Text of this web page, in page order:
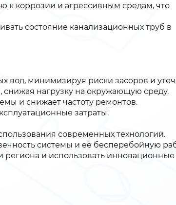
к коррозии и агрессивным средам, что
состояние канализационных труб в
вод, минимизируя риски засоров и
нагрузку на окружающую среду.
и снижает частоту ремонтов.
затраты.
современных технологий.
системы и её бесперебойную
и использовать инновационные